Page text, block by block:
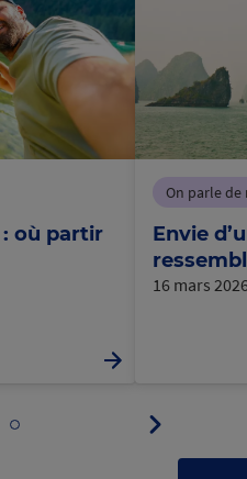
: où partir
On parle de
Envie
16 mars
Aller
Panneau
suivant